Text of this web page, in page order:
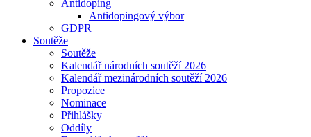
Antidoping
Antidopingový výbor
GDPR
Soutěže
Soutěže
Kalendář národních soutěží 2026
Kalendář mezinárodních soutěží 2026
Propozice
Nominace
Přihlášky
Oddíly